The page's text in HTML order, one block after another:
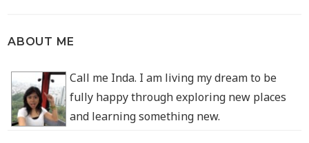
ABOUT ME
Call me Inda. I am living my dream to be
fully happy through exploring new places
and learning something new.